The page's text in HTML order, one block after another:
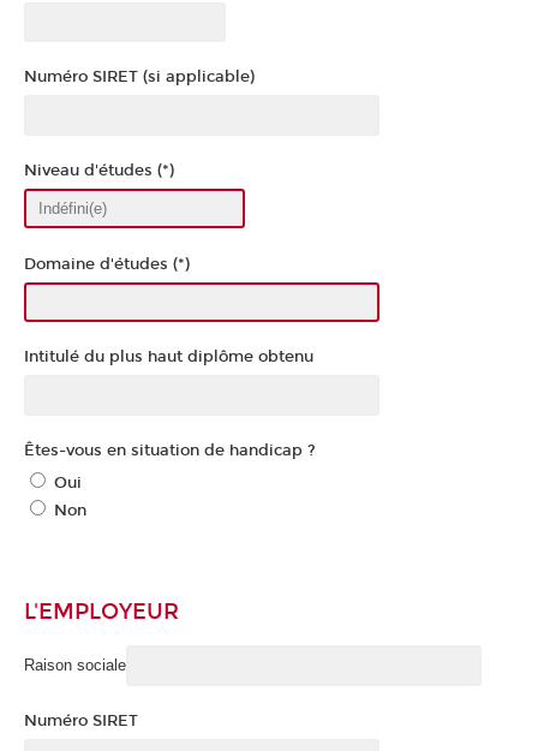
Numéro SIRET (si applicable)
Niveau d'études (*)
Domaine d'études (*)
Intitulé du plus haut diplôme obtenu
Êtes-vous en situation de handicap ?
Oui
Non
L'EMPLOYEUR
Raison sociale
Numéro SIRET